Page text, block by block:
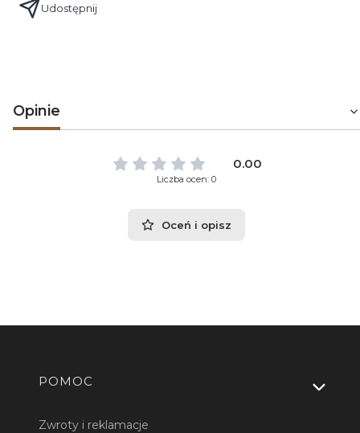
Udostępnij
Opinie
0.00
Liczba ocen: 0
Oceń i opisz
Linki w stopce
POMOC
Zwroty i reklamacje